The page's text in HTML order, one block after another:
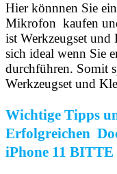
Hier könnnen Sie
Mikrofon kaufen
ist Werkzeugset und
sich ideal wenn Sie
durchführen. Somit
Werkzeugset und
Wichtige Tipps
Erfolgreichen
iPhone 11